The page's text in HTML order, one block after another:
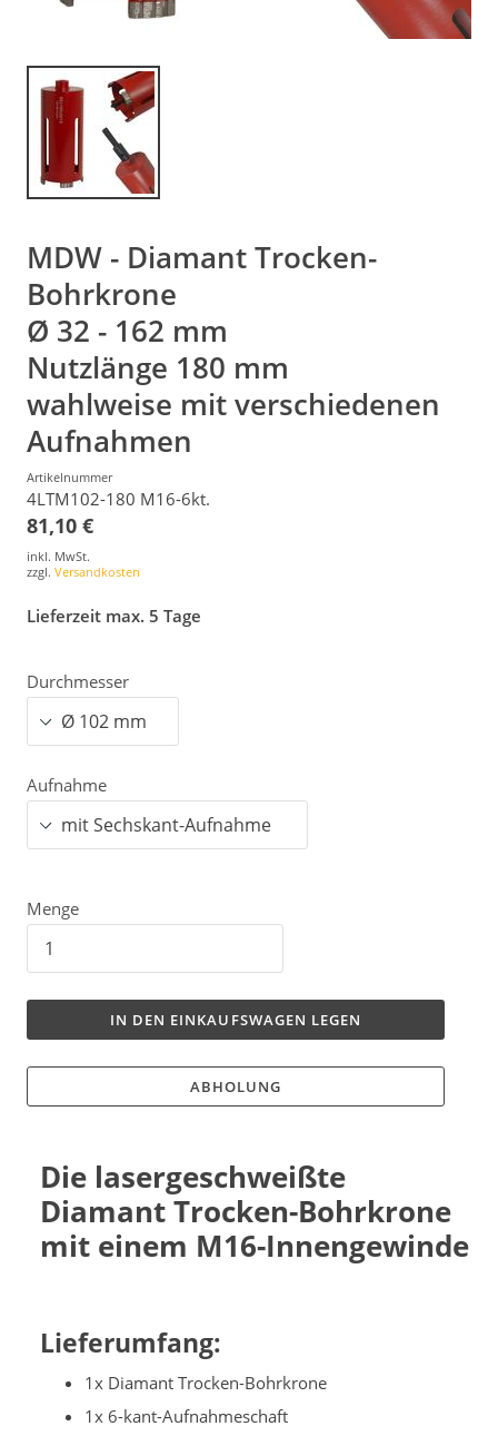
MDW - Diamant Trocken-
Bohrkrone
Ø 32 - 162 mm
Nutzlänge 180 mm
wahlweise mit verschiedenen
Aufnahmen
Artikelnummer
4LTM102-180 M16-6kt.
81,10 €
inkl. MwSt.
zzgl. Versandkosten
Lieferzeit max. 5 Tage
Durchmesser
Aufnahme
Menge
IN DEN EINKAUFSWAGEN LEGEN
ABHOLUNG
Die lasergeschweißte
Diamant Trocken-Bohrkrone
mit einem M16-Innengewinde
Lieferumfang:
1x Diamant Trocken-Bohrkrone
1x 6-kant-Aufnahmeschaft